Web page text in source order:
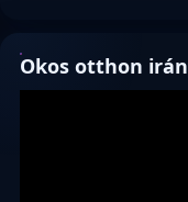
Okos otthon